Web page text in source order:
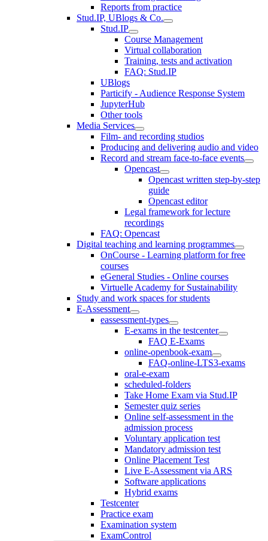
Reports from practice
Stud.IP, UBlogs & Co.
Stud.IP
Course Management
Virtual collaboration
Training, tests and activation
FAQ: Stud.IP
UBlogs
Particify - Audience Response System
JupyterHub
Other tools
Media Services
Film- and recording studios
Producing and delivering audio and video
Record and stream face-to-face events
Opencast
Opencast written step-by-step
guide
Opencast editor
Legal framework for lecture
recordings
FAQ: Opencast
Digital teaching and learning programmes
OnCourse - Learning platform for free
courses
eGeneral Studies - Online courses
Virtuelle Academy for Sustainability
Study and work spaces for students
E-Assessment
eassessment-types
E-exams in the testcenter
FAQ E-Exams
online-openbook-exam
FAQ-online-LTS3-exams
oral-e-exam
scheduled-folders
Take Home Exam via Stud.IP
Semester quiz series
Online self-assessment in the
admission process
Voluntary application test
Mandatory admission test
Online Placement Test
Live E-Assessment via ARS
Software applications
Hybrid exams
Testcenter
Practice exam
Examination system
ExamControl